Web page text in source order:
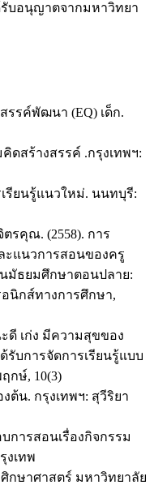
รับอนุญาตจากมหาวิทยา
รรค์พัฒนา (EQ) เด็ก.
ดสร้างสรรค์ .กรุงเทพฯ:
รียนรู้แนวใหม่. นนทบุรี:
ตรคุณ. (2558). การ
ะแนวการสอนของครู
มัธยมศึกษาตอนปลาย:
นิกส์ทางการศึกษา,
ดี เก่ง มีความสุขของ
บการจัดการเรียนรู้แบบ
กษ์, 10(3)
ต้น. กรุงเทพฯ: สุวีริยา
การสอนเรื่องกิจกรรม
งเทพ
กษาศาสตร์ มหาวิทยาลัย